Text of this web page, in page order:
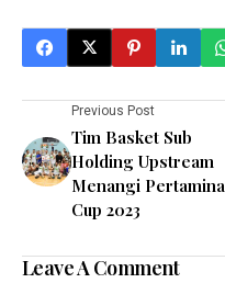
Previous Post
Tim Basket Sub
Holding Upstream
Menangi Pertamina
Cup 2023
Leave A Comment